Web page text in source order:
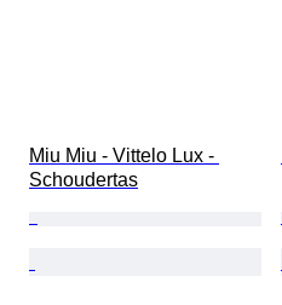
Miu Miu - Vittelo Lux -
Schoudertas